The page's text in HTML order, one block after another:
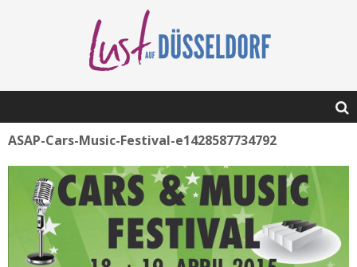
ASAP-Cars-Music-Festival-e1428587734792